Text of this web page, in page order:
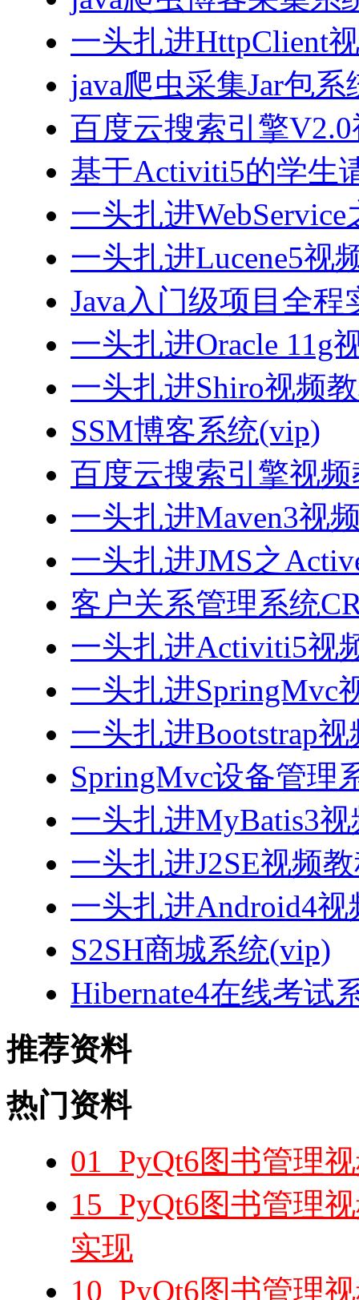
一头扎进HttpClient
java爬虫采集Jar包
百度云搜索引擎
基于Activiti5的学生
一头扎进
一头扎进Lucene5视
Java入门级项目全程
一头扎进Oracle 11g
一头扎进Shiro视频
SSM博客系统(vip)
百度云搜索引擎视
一头扎进Maven3视
一头扎进JMS之
客户关系管理系统
一头扎进Activiti5视
一头扎进SpringMvc
一头扎进Bootstrap
SpringMvc设备管理
一头扎进MyBatis3
一头扎进J2SE视频
一头扎进Android4视
S2SH商城系统(vip)
Hibernate4在线考试
推荐资料
热门资料
01_PyQt6图书管理
15_PyQt6图书管理
实现
10_PyQt6图书管理